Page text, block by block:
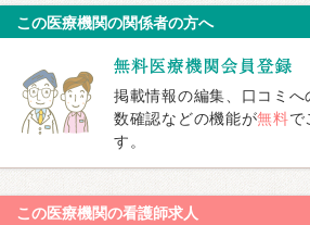
この医療機関の関係者の方へ
掲載情報の編集、口コミへ
数確認などの機能が無料で
す。
この医療機関の看護師求人